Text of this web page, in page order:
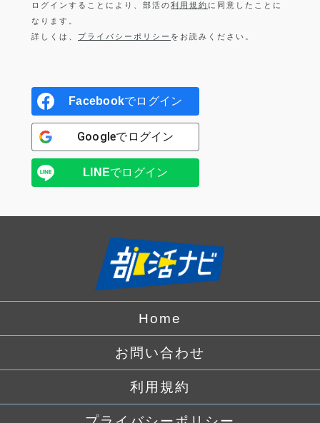
ログインすることにより、部活の利用規約 に同意したことに
なります。
詳しくは、 プライバシーポリシー をお読みください。
Facebookでログイン
Googleでログイン
LINEでログイン
Home
お問い合わせ
利用規約